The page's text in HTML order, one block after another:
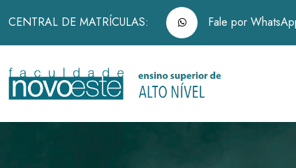
CENTRAL DE MATRÍCULAS: Fale por